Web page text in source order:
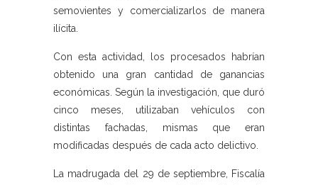
semovientes y comercializarlos de manera
ilícita.
Con esta actividad, los procesados habrían
obtenido una gran cantidad de ganancias
económicas. Según la investigación, que duró
cinco meses, utilizaban vehículos con
distintas fachadas, mismas que eran
modificadas después de cada acto delictivo.
La madrugada del 29 de septiembre, Fiscalía